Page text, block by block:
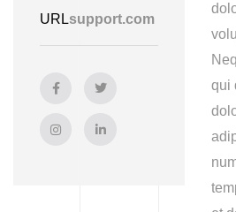
URLsupport.com
qui